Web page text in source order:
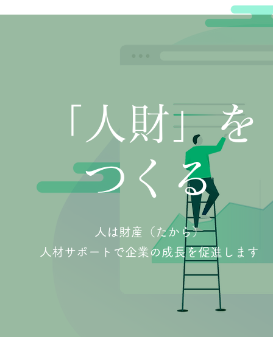
「人財」を
つくる
人は財産（たから）
人材サポートで企業の成長を促進します